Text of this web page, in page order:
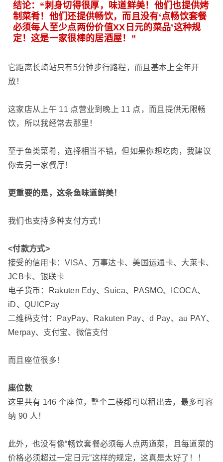
结论：“刺身切得很厚，味道鲜美！他们也提供烤
制菜肴！他们还提供畅饮，而且没有‘点畅饮套餐
必须每人至少点两份价值XX日元的菜品’这种规
定！这是一家很棒的居酒屋！”
它距离长崎站只有5分钟步行路程，而且基本上全年开
放！
这家店从上午 11 点营业到晚上 11 点，而且提供无限畅
饮，所以我经常去那里！
至于鱼类菜肴，选择相当不错，但如果你想吃肉，我建议
你去另一家餐厅！
更重要的是，这条鱼味道鲜美！
我们也支持多种支付方式！
<付款方式>
接受的信用卡：VISA、万事达卡、美国运通卡、大莱卡、
JCB卡、银联卡
电子货币：Rakuten Edy、Suica、PASMO、ICOCA、
iD、QUICPay
二维码支付：PayPay、Rakuten Pay、d Pay、au PAY、
Merpay、支付宝、微信支付
而且座位很多！
座位数
这里共有 146 个座位，整个二楼都可以租出去，最多可容
纳 90 人！
此外，也没有像“畅饮套餐必须每人点两道菜，且每道菜的
价格必须超过一定日元”这样的规定，这真是太好了！！